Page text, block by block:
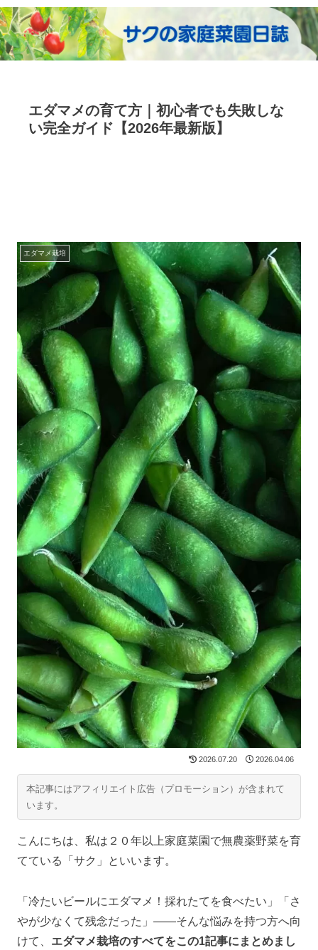
エダマメの育て方｜初心者でも失敗しな
い完全ガイド【2026年最新版】
エダマメ栽培
2026.07.20 2026.04.06
本記事にはアフィリエイト広告（プロモーション）が含まれて
います。
こんにちは、私は２０年以上家庭菜園で無農薬野菜を育
てている「サク」といいます。
「冷たいビールにエダマメ！採れたてを食べたい」「さ
やが少なくて残念だった」――そんな悩みを持つ方へ向
けて、 エダマメ栽培のすべてをこの1記事にまとめまし